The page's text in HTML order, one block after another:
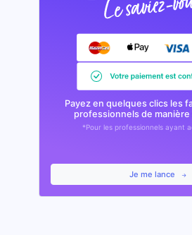
Payez en quelques clics les
professionnels de
*Pour les professionnels ayant
Je me lance